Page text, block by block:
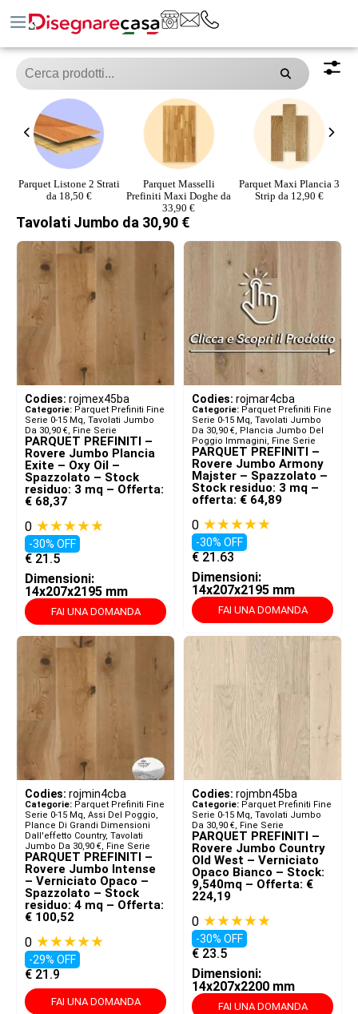
Parquet Listone 2 Strati
da 18,50 €
Parquet Masselli
Prefiniti Maxi Doghe da
33,90 €
Parquet Maxi Plancia 3
Strip da 12,90 €
Tavolati Jumbo da 30,90 €
Codies: rojmex45ba
Categorie: Parquet Prefiniti Fine
Serie 0-15 Mq, Tavolati Jumbo
Da 30,90 €, Fine Serie
PARQUET PREFINITI –
Rovere Jumbo Plancia
Exite – Oxy Oil –
Spazzolato – Stock
residuo: 3 mq – Offerta:
€ 68,37
0 ★★★★★
-30% OFF
€ 21.5
Dimensioni:
14x207x2195 mm
FAI UNA DOMANDA
Codies: rojmar4cba
Categorie: Parquet Prefiniti Fine
Serie 0-15 Mq, Tavolati Jumbo
Da 30,90 €, Plancia Jumbo Del
Poggio Immagini, Fine Serie
PARQUET PREFINITI –
Rovere Jumbo Armony
Majster – Spazzolato –
Stock residuo: 3 mq –
offerta: € 64,89
0 ★★★★★
-30% OFF
€ 21.63
Dimensioni:
14x207x2195 mm
FAI UNA DOMANDA
Codies: rojmin4cba
Categorie: Parquet Prefiniti Fine
Serie 0-15 Mq, Assi Del Poggio,
Plance Di Grandi Dimensioni
Dall'effetto Country, Tavolati
Jumbo Da 30,90 €, Fine Serie
PARQUET PREFINITI –
Rovere Jumbo Intense
– Verniciato Opaco –
Spazzolato – Stock
residuo: 4 mq – Offerta:
€ 100,52
0 ★★★★★
-29% OFF
€ 21.9
FAI UNA DOMANDA
Codies: rojmbn45ba
Categorie: Parquet Prefiniti Fine
Serie 0-15 Mq, Tavolati Jumbo
Da 30,90 €, Fine Serie
PARQUET PREFINITI –
Rovere Jumbo Country
Old West – Verniciato
Opaco Bianco – Stock:
9,540mq – Offerta: €
224,19
0 ★★★★★
-30% OFF
€ 23.5
Dimensioni:
14x207x2200 mm
FAI UNA DOMANDA